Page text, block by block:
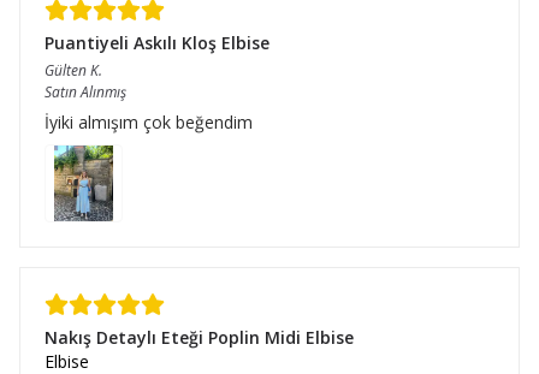
Puantiyeli Askılı Kloş Elbise
GültenK.
Satın Alınmış
İyiki almışım çok beğendim
Nakış Detaylı Eteği Poplin Midi Elbise
Elbise